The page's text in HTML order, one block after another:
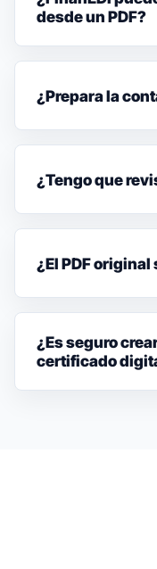
desde un PDF?
¿Prepara la
¿Tengo que
¿El PDF
¿Es seguro
certificado